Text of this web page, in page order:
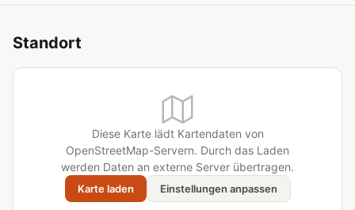
Standort
Diese Karte lädt Kartendaten von
OpenStreetMap-Servern. Durch das Laden
werden Daten an externe Server übertragen.
Karte laden Einstellungen anpassen